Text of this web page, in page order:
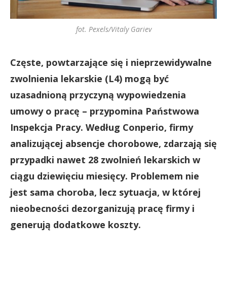
fot. Pexels/Vitaly Gariev
Częste, powtarzające się i nieprzewidywalne
zwolnienia lekarskie (L4) mogą być
uzasadnioną przyczyną wypowiedzenia
umowy o pracę – przypomina Państwowa
Inspekcja Pracy. Według Conperio, firmy
analizującej absencje chorobowe, zdarzają się
przypadki nawet 28 zwolnień lekarskich w
ciągu dziewięciu miesięcy. Problemem nie
jest sama choroba, lecz sytuacja, w której
nieobecności dezorganizują pracę firmy i
generują dodatkowe koszty.